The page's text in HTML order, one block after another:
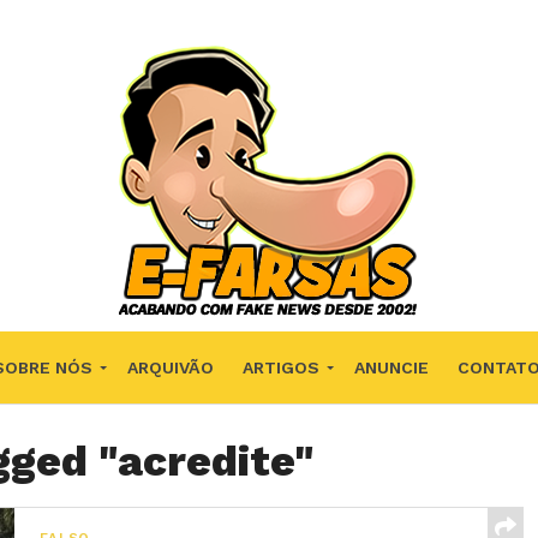
NÓS ARQUIVÃO ARTIGOS ANUNCIE CONTATO
"acredite"